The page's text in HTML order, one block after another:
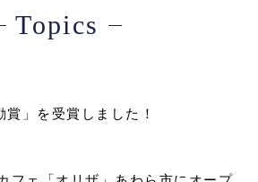
Topics
賞」を受賞しました！